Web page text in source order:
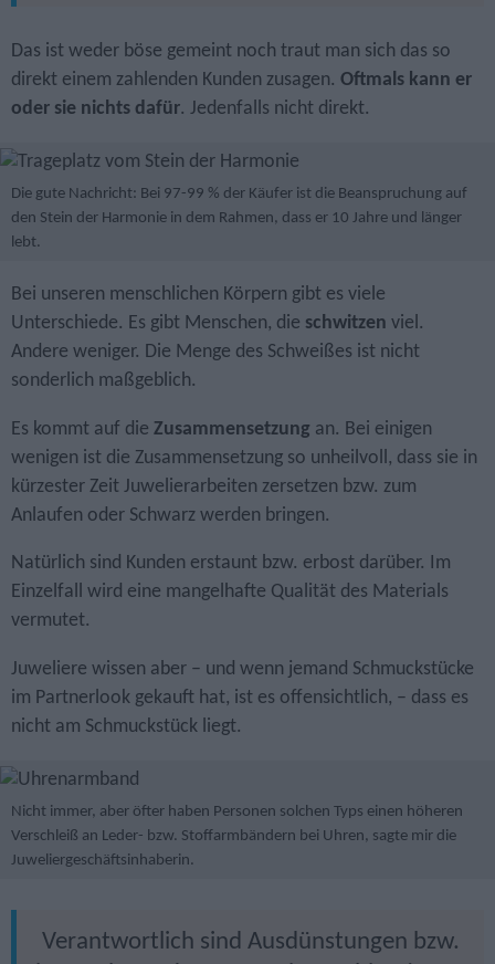
Das ist weder böse gemeint noch traut man sich das so
direkt einem zahlenden Kunden zusagen. Oftmals kann er
oder sie nichts dafür. Jedenfalls nicht direkt.
Die gute Nachricht: Bei 97-99 % der Käufer ist die Beanspruchung auf
den Stein der Harmonie in dem Rahmen, dass er 10 Jahre und länger
lebt.
Bei unseren menschlichen Körpern gibt es viele
Unterschiede. Es gibt Menschen, die schwitzen viel.
Andere weniger. Die Menge des Schweißes ist nicht
sonderlich maßgeblich.
Es kommt auf die Zusammensetzung an. Bei einigen
wenigen ist die Zusammensetzung so unheilvoll, dass sie in
kürzester Zeit Juwelierarbeiten zersetzen bzw. zum
Anlaufen oder Schwarz werden bringen.
Natürlich sind Kunden erstaunt bzw. erbost darüber. Im
Einzelfall wird eine mangelhafte Qualität des Materials
vermutet.
Juweliere wissen aber – und wenn jemand Schmuckstücke
im Partnerlook gekauft hat, ist es offensichtlich, – dass es
nicht am Schmuckstück liegt.
Nicht immer, aber öfter haben Personen solchen Typs einen höheren
Verschleiß an Leder- bzw. Stoffarmbändern bei Uhren, sagte mir die
Juwelier­geschäfts­inhaberin.
Verantwortlich sind Ausdünstungen bzw.